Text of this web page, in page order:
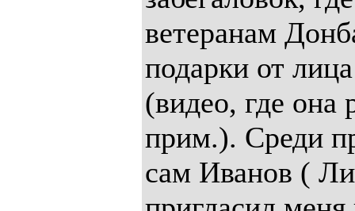
ветеранам
подарки от
(видео, где она
прим.). Среди
сам Иванов (